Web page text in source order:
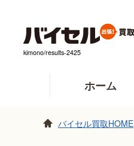
kimono/results-2425
ホーム
バイセル買取HOME